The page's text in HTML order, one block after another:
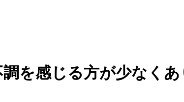
を感じる方が少なく